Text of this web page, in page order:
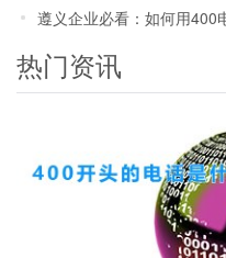
遵义企业必看：如何用400
热门资讯